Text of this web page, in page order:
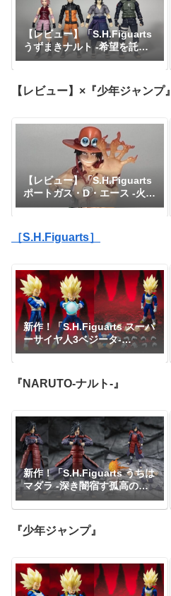
【レビュー】「S.H.Figuarts
うずまきナルト -希望を託さ
れた九尾の人柱力-」
【レビュー】×『少年ジャンプ』
【レビュー】「S.H.Figuarts
ポートガス・D・エース -火
拳-」『ワンピース』
［S.H.Figuarts］
新作！「S.H.Figuarts スーパ
ーサイヤ人3ベジータ-
DAIMA-」がプレミアムバン
ボールDAIMA』｜定価8,800
円｜発売日2027年1月予定
『NARUTO-ナルト-』
新作！「S.H.Figuarts うちは
マダラ -深き闇宿す孤高の伝
説-」が一般販売で予約開始！
『NARUTO-ナルト-』｜定価
11,000円｜発売日2026年7月
予定
『少年ジャンプ』